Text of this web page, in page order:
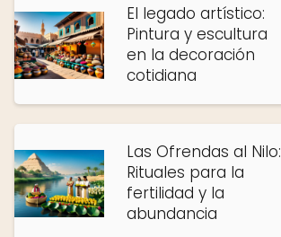
El legado artístico:
Pintura y escultura
en la decoración
cotidiana
Las Ofrendas al Nilo:
Rituales para la
fertilidad y la
abundancia